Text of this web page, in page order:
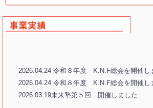
2026.04.24 令和８年度 K.N.F総会を開催し
2026.04.24 令和８年度 K.N.F総会を開催し
2026.03.19未来塾第５回 開催しました